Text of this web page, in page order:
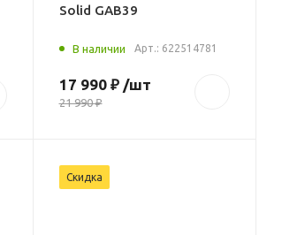
Solid GAB39
В наличии Арт.: 622514781
17 990 ₽/шт
21 990 ₽
Скидка